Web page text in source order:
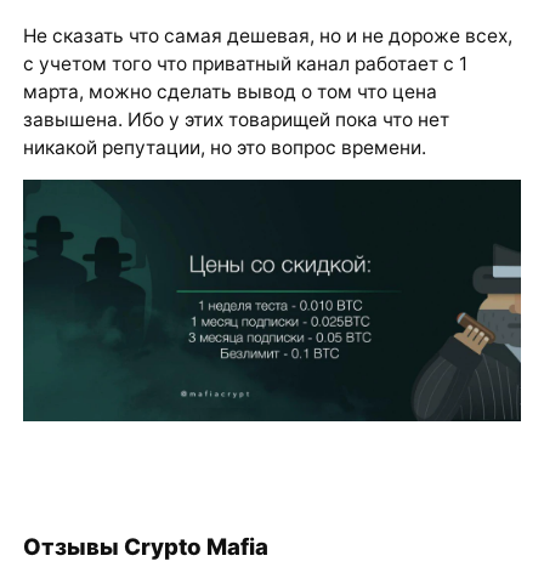
Не сказать что самая дешевая, но и не дороже всех,
с учетом того что приватный канал работает с 1
марта, можно сделать вывод о том что цена
завышена. Ибо у этих товарищей пока что нет
никакой репутации, но это вопрос времени.
Отзывы Crypto Mafia